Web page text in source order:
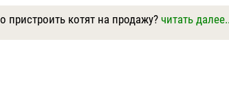
пристроить котят на продажу?читать далее..
Ответить Другие вопросы